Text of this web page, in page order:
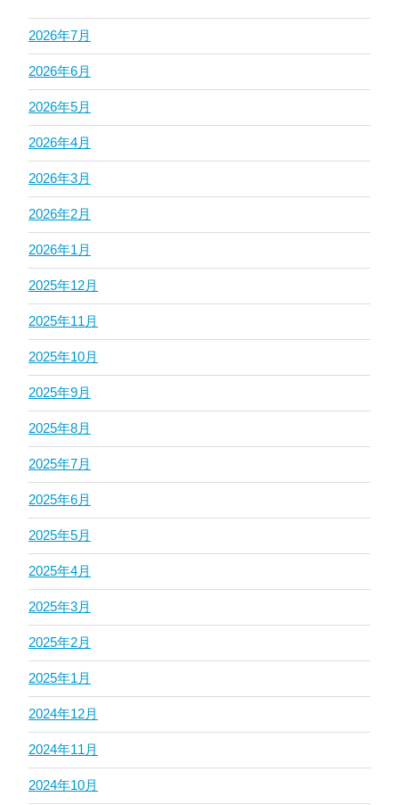
2026年7月
2026年6月
2026年5月
2026年4月
2026年3月
2026年2月
2026年1月
2025年12月
2025年11月
2025年10月
2025年9月
2025年8月
2025年7月
2025年6月
2025年5月
2025年4月
2025年3月
2025年2月
2025年1月
2024年12月
2024年11月
2024年10月